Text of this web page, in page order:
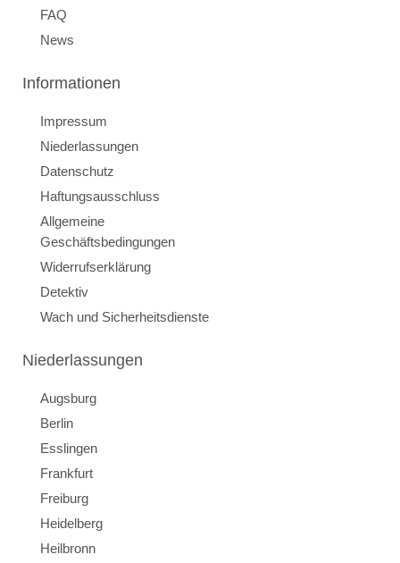
FAQ
News
Informationen
Impressum
Niederlassungen
Datenschutz
Haftungsausschluss
Allgemeine
Geschäftsbedingungen
Widerrufserklärung
Detektiv
Wach und Sicherheitsdienste
Niederlassungen
Augsburg
Berlin
Esslingen
Frankfurt
Freiburg
Heidelberg
Heilbronn